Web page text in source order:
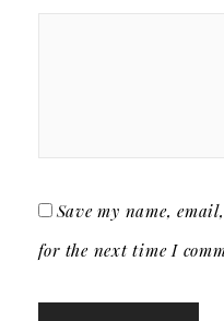
Save my name,
for the next time I